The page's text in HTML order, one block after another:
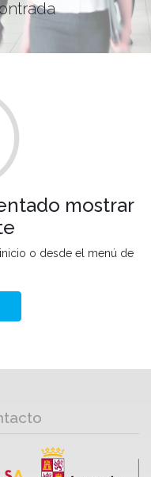
mostrar
o desde el menú de